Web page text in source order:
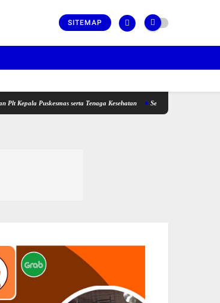
SITEMAP
Puskesmas serta Tenaga Kesehatan Sekda Lotim, Ajak Pemuda